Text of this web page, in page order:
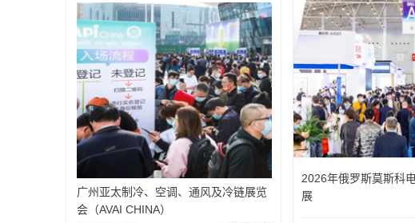
2026年俄罗斯莫斯科
展
广州亚太制冷、空调、通风及冷链展览
会（AVAI CHINA）